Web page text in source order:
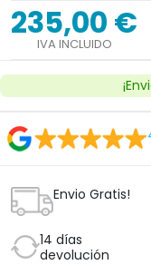
235,00 €
IVA INCLUIDO
Envio Gratis!
14 días
devolución